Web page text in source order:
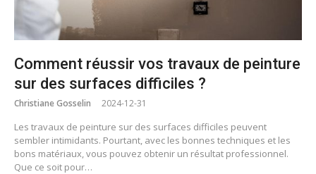
Comment réussir vos travaux de peinture
sur des surfaces difficiles ?
Christiane Gosselin 2024-12-31
Les travaux de peinture sur des surfaces difficiles peuvent
sembler intimidants. Pourtant, avec les bonnes techniques et les
bons matériaux, vous pouvez obtenir un résultat professionnel.
Que ce soit pour…